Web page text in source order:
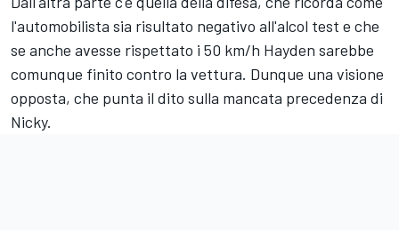
l'automobilista sia risultato negativo all'alcol test e che
se anche avesse rispettato i 50 km/h Hayden sarebbe
comunque finito contro la vettura. Dunque una visione
opposta, che punta il dito sulla mancata precedenza di
Nicky.